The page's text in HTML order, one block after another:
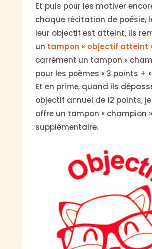
Et puis pour les motiver
chaque récitation de poésie,
leur objectif est atteint, ils
un tampon « objectif atteint
carrément un tampon «
pour les poèmes « 3 points +
Et en prime, quand ils
objectif annuel de 12 points,
offre un tampon « champion »
supplémentaire.